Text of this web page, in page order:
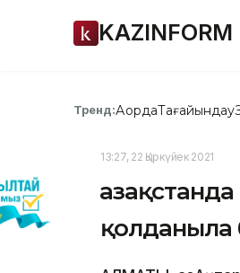
KAZINFORM
Тренд:АқордаТағайындау
13:27, 22 Қыркүйек 2021
қолданыла